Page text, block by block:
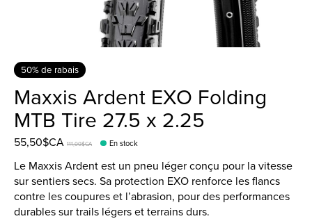
50% de rabais
Maxxis Ardent EXO Folding
MTB Tire 27.5 x 2.25
55,50$CA 111,00$CA En stock
Le Maxxis Ardent est un pneu léger conçu pour la vitesse
sur sentiers secs. Sa protection EXO renforce les flancs
contre les coupures et l’abrasion, pour des performances
durables sur trails légers et terrains durs.